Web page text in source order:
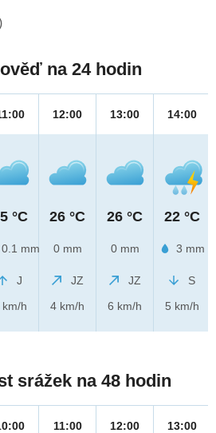
na 24 hodin
°C
0.1 mm
J
km/h
12:00
26 °C
0 mm
JZ
4 km/h
13:00
26 °C
0 mm
JZ
6 km/h
14:00
22 °C
3 mm
S
5 km/h
srážek na 48 hodin
11:00
12:00
13:00